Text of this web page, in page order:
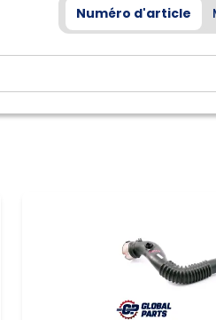
Numéro d'article